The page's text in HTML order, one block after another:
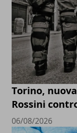
Torino,
Rossini
06/08/2026